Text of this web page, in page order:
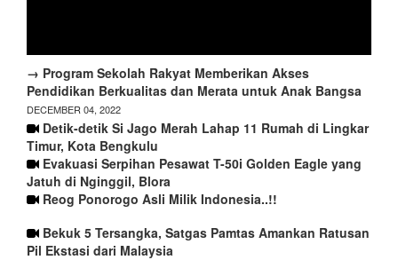
→ Program Sekolah Rakyat Memberikan Akses
Pendidikan Berkualitas dan Merata untuk Anak Bangsa
DECEMBER 04, 2022
Detik-detik Si Jago Merah Lahap 11 Rumah di Lingkar
Timur, Kota Bengkulu
Evakuasi Serpihan Pesawat T-50i Golden Eagle yang
Jatuh di Nginggil, Blora
Reog Ponorogo Asli Milik Indonesia..!!
Bekuk 5 Tersangka, Satgas Pamtas Amankan Ratusan
Pil Ekstasi dari Malaysia